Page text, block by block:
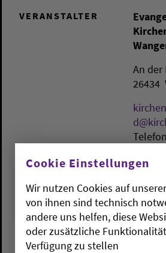
VERANSTALTER
An der
26434
Cookie Einstellungen
Wir nutzen Cookies auf
von ihnen sind technisch
andere uns helfen, diese
oder zusätzliche
Verfügung zu stellen